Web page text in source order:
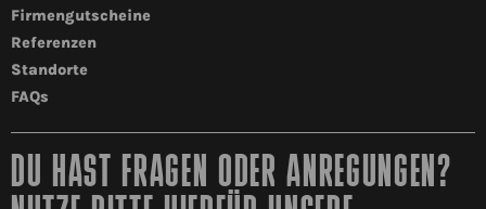
Firmengutscheine
Referenzen
Standorte
FAQs
DU HAST FRAGEN ODER ANREGUNGEN?